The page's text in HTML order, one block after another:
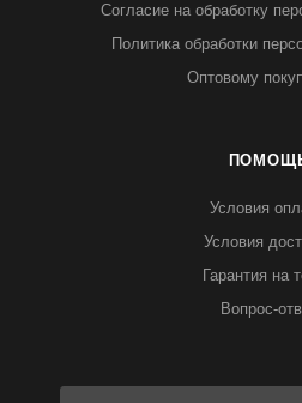
Согласие на обработку
Политика обработки
Оптовому
Условия
Условия
Гарантия на
Вопрос-